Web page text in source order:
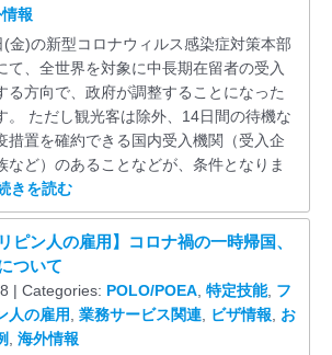
報
金)の新型コロナウィルス感染症対策本部
て、全世界を対象に中長期在留者の受入
る方向で、政府が調整することになった
。 ただし観光客は除外、14日間の待機な
措置を確約できる国内受入機関（受入企
など）のあることなどが、条件となりま
きを読む
ピン人の雇用】コロナ禍の一時帰国、
ついて
| Categories: POLO/POEA, 特定技能, フ
人の雇用
業務サービス関連, ビザ情報
お
海外情報